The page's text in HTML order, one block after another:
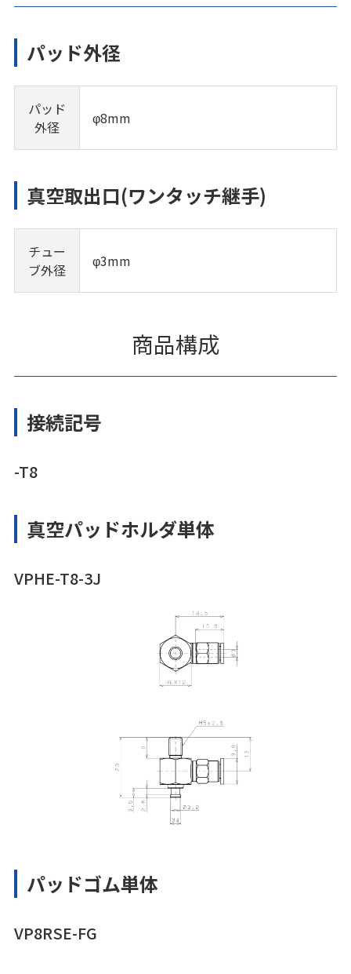
パッド外径
パッド
外径
φ8mm
真空取出口(ワンタッチ継手)
チュー
ブ外径
φ3mm
商品構成
接続記号
-T8
真空パッドホルダ単体
VPHE-T8-3J
パッドゴム単体
VP8RSE-FG